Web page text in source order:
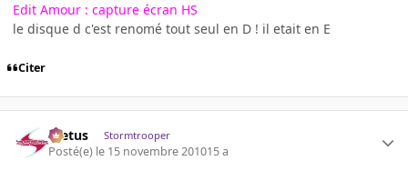
Edit Amour : capture écran HS
le disque d c'est renomé tout seul en D ! il etait en E
Citer
foetus Stormtrooper
Posté(e) le 15 novembre 201015 a